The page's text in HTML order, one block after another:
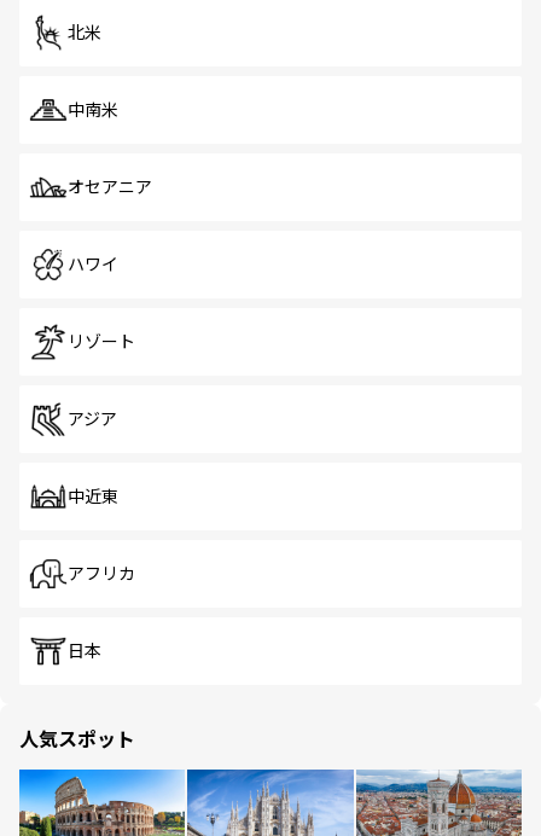
北米
中南米
オセアニア
ハワイ
リゾート
アジア
中近東
アフリカ
日本
人気スポット